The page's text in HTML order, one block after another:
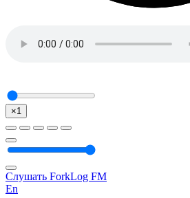
×1
Слушать ForkLog FM
En